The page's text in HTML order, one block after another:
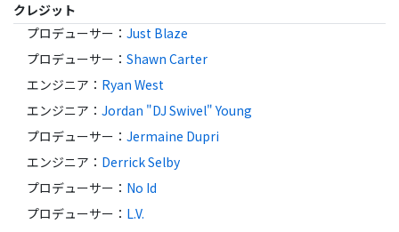
クレジット
プロデューサー ： Just Blaze
プロデューサー ： Shawn Carter
エンジニア ： Ryan West
エンジニア ： Jordan "DJ Swivel" Young
プロデューサー ： Jermaine Dupri
エンジニア ： Derrick Selby
プロデューサー ： No Id
プロデューサー ： L.V.